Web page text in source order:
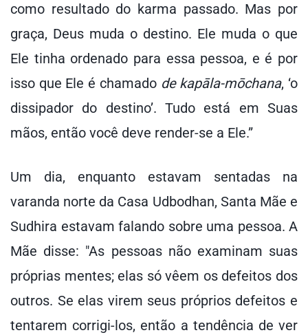
como resultado do karma passado. Mas por
graça, Deus muda o destino. Ele muda o que
Ele tinha ordenado para essa pessoa, e é por
isso que Ele é chamado de kapāla-mōchana, ‘o
dissipador do destino’. Tudo está em Suas
mãos, então você deve render-se a Ele.”
Um dia, enquanto estavam sentadas na
varanda norte da Casa Udbodhan, Santa Mãe e
Sudhira estavam falando sobre uma pessoa. A
Mãe disse: "As pessoas não examinam suas
próprias mentes; elas só vêem os defeitos dos
outros. Se elas virem seus próprios defeitos e
tentarem corrigi-los, então a tendência de ver